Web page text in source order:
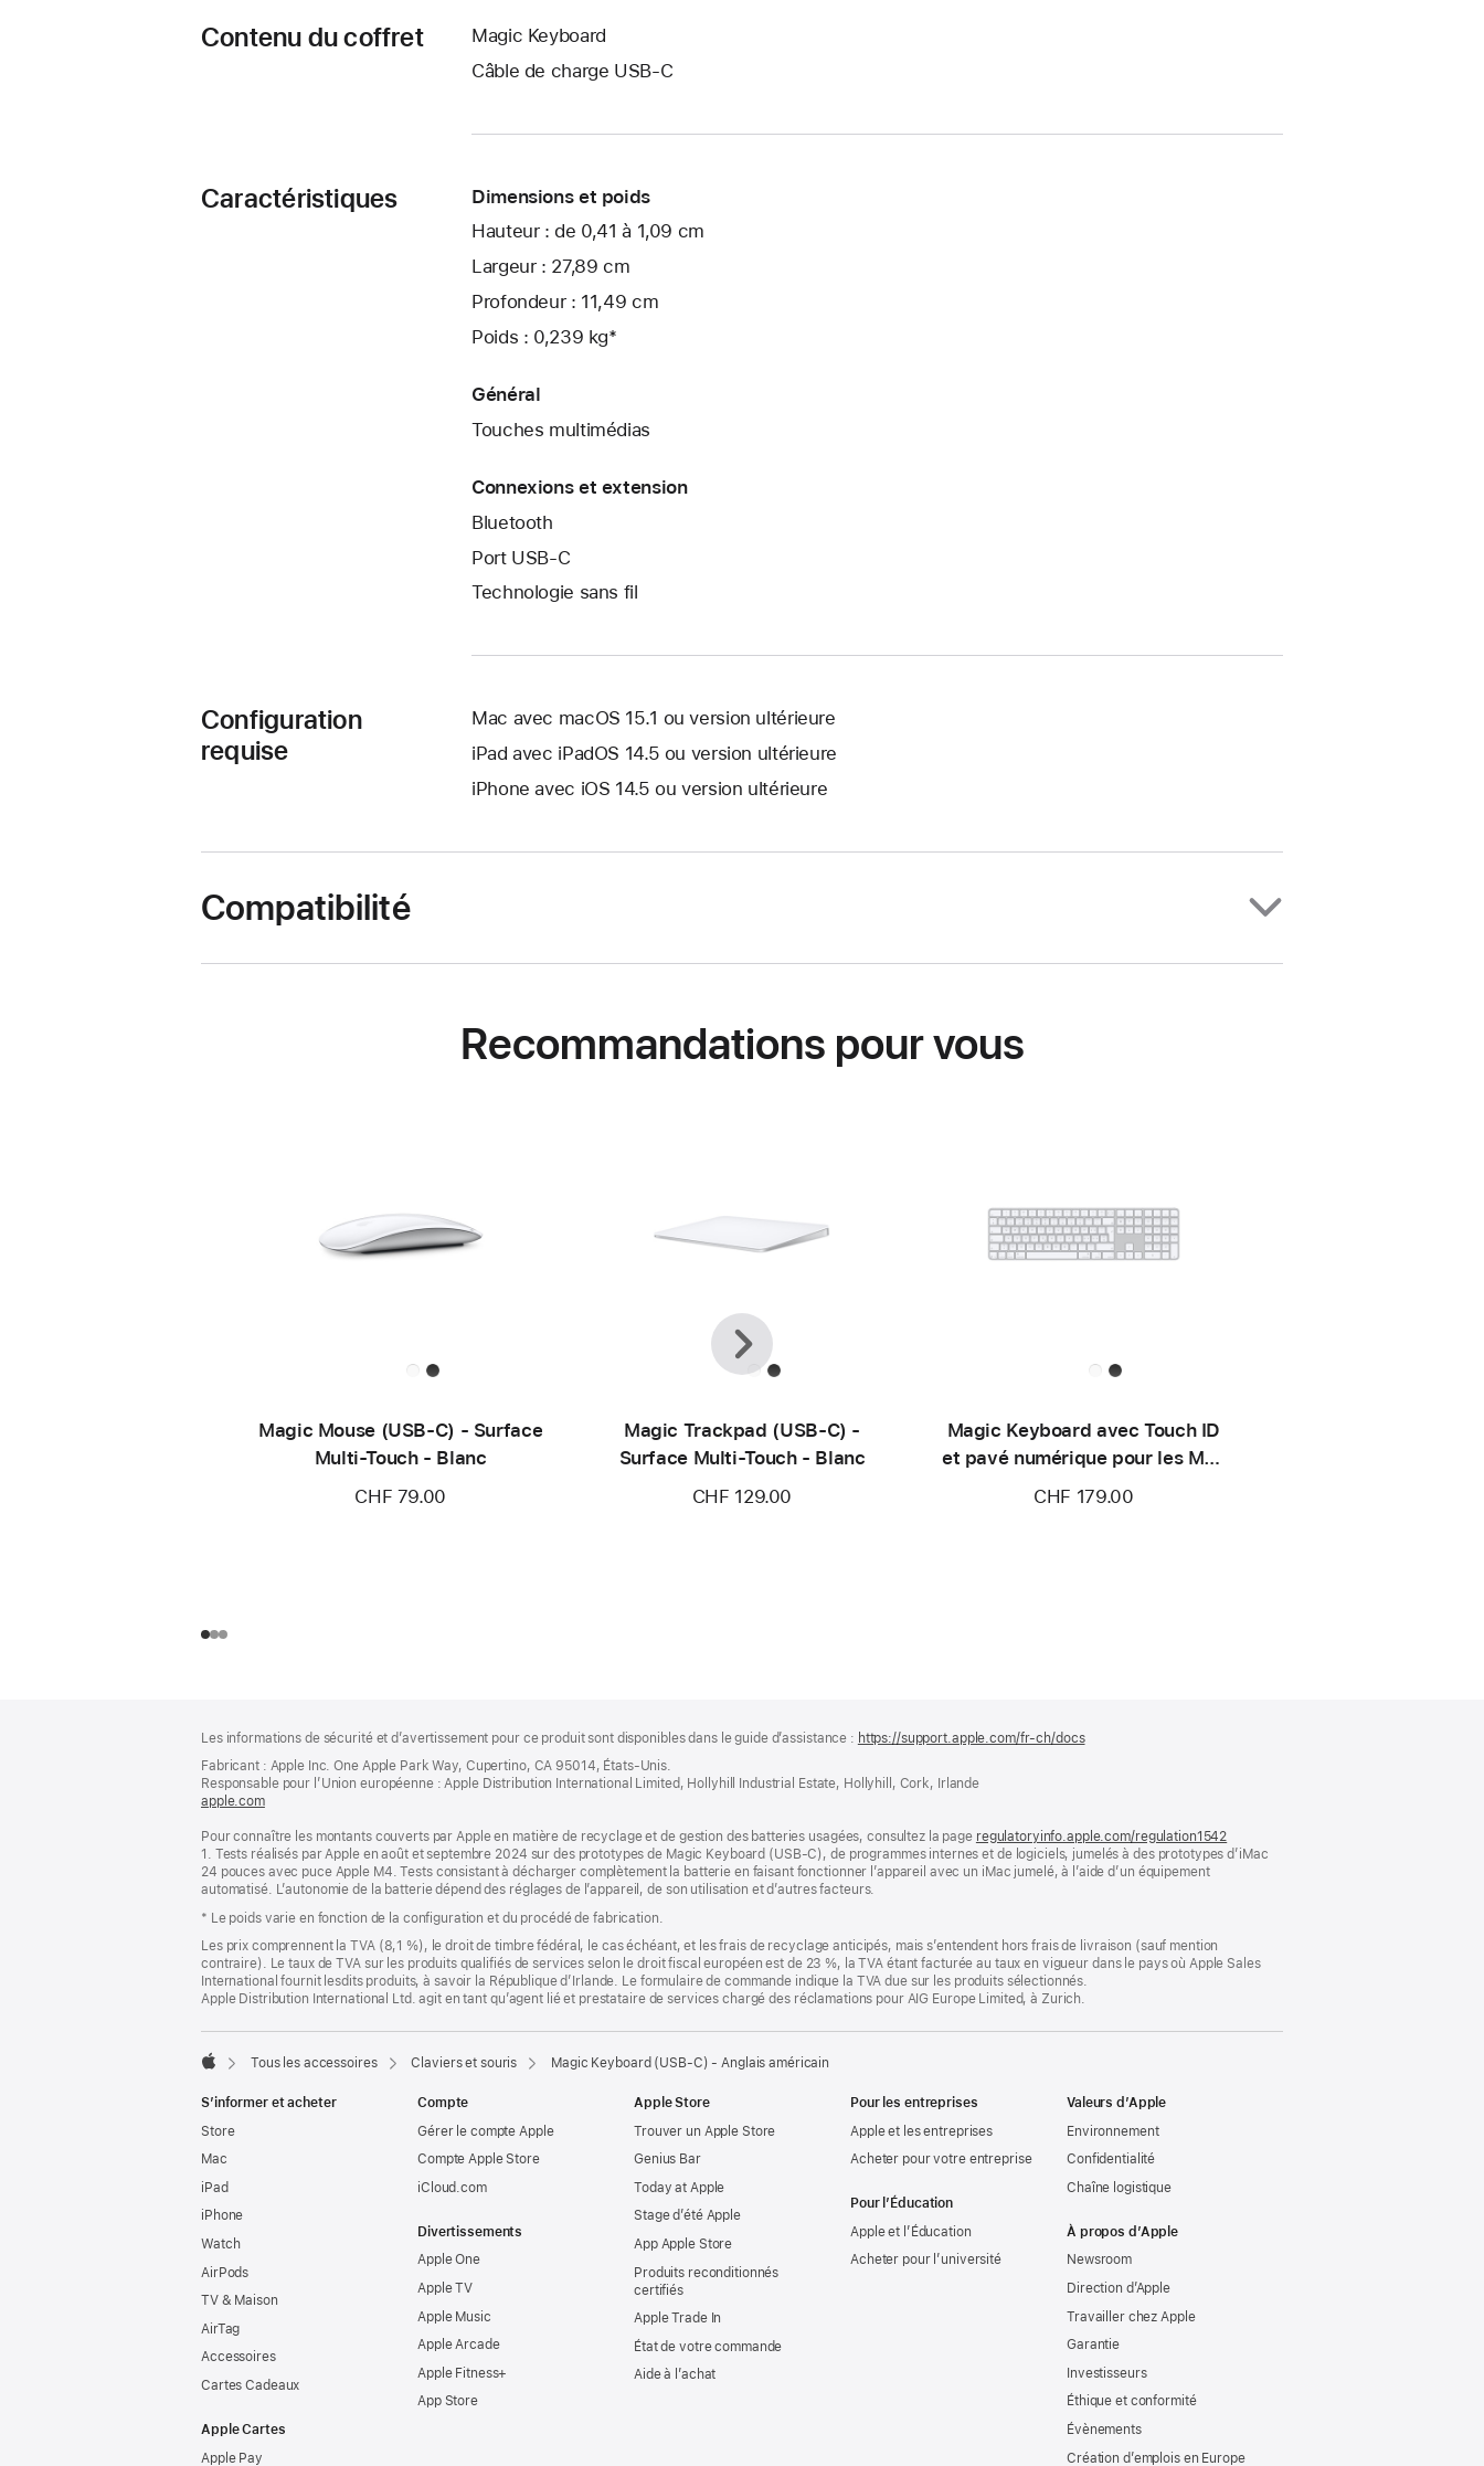
Contenu du coffret
Magic Keyboard
Câble de charge USB-C
Caractéristiques
Dimensions et poids
Hauteur : de 0,41 à 1,09 cm
Largeur : 27,89 cm
Profondeur : 11,49 cm
Poids : 0,239 kg*
Général
Touches multimédias
Connexions et extension
Bluetooth
Port USB‑C
Technologie sans fil
Configuration
requise
Mac avec macOS 15.1 ou version ultérieure
iPad avec iPadOS 14.5 ou version ultérieure
iPhone avec iOS 14.5 ou version ultérieure
Compatibilité
Recommandations pour vous
Magic Mouse (USB‑C) - Surface
Multi‑Touch - Blanc
CHF 79.00
Magic Trackpad (USB‑C) -
Surface Multi‑Touch - Blanc
CHF 129.00
Magic Keyboard avec Touch ID
et pavé numérique pour les Mac
avec puce Apple (USB‑C) -
CHF 179.00
Précédent
Suivant
de
page
de
bas
de
page
Les informations de sécurité et d’avertissement pour ce produit sont disponibles dans le guide d’assistance : https://support.apple.com/fr-ch/docs(s’ouvre
Fabricant : Apple Inc. One Apple Park Way, Cupertino, CA 95014, États-Unis.
Responsable pour l’Union européenne : Apple Distribution International Limited, Hollyhill Industrial Estate, Hollyhill, Cork, Irlande
apple.com(s’ouvre
une
nouvelle
fenêtre)
Pour connaître les montants couverts par Apple en matière de recyclage et de gestion des batteries usagées, consultez la page regulatoryinfo.apple.com/regulation1542
dans
1. Tests réalisés par Apple en août et septembre 2024 sur des prototypes de Magic Keyboard (USB-C), de programmes internes et de logiciels, jumelés à des prototypes d’iMac
24 pouces avec puce Apple M4. Tests consistant à décharger complètement la batterie en faisant fonctionner l’appareil avec un iMac jumelé, à l’aide d’un équipement
automatisé. L’autonomie de la batterie dépend des réglages de l’appareil, de son utilisation et d’autres facteurs.
* Le poids varie en fonction de la configuration et du procédé de fabrication.
Les prix comprennent la TVA (8,1 %), le droit de timbre fédéral, le cas échéant, et les frais de recyclage anticipés, mais s’entendent hors frais de livraison (sauf mention
contraire). Le taux de TVA sur les produits qualifiés de services selon le droit fiscal européen est de 23 %, la TVA étant facturée au taux en vigueur dans le pays où Apple Sales
International fournit lesdits produits, à savoir la République d’Irlande. Le formulaire de commande indique la TVA due sur les produits sélectionnés.
Apple Distribution International Ltd. agit en tant qu’agent lié et prestataire de services chargé des réclamations pour AIG Europe Limited, à Zurich.
Tous les accessoires Claviers et souris Magic Keyboard (USB-C) - Anglais américain
S’informer et acheter
Store
Mac
iPad
iPhone
Watch
AirPods
TV & Maison
AirTag
Accessoires
Cartes Cadeaux
Apple Cartes
Apple Pay
Compte
Gérer le compte Apple
Compte Apple Store
iCloud.com
Divertissements
Apple One
Apple TV
Apple Music
Apple Arcade
Apple Fitness+
App Store
Apple Store
Trouver un Apple Store
Genius Bar
Today at Apple
Stage d’été Apple
App Apple Store
Produits reconditionnés
certifiés
Apple Trade In
État de votre commande
Aide à l’achat
Pour les entreprises
Apple et les entreprises
Acheter pour votre entreprise
Pour l’Éducation
Apple et l’Éducation
Acheter pour l’université
Valeurs d’Apple
Environnement
Confidentialité
Chaîne logistique
À propos d’Apple
Newsroom
Direction d’Apple
Travailler chez Apple
Garantie
Investisseurs
Éthique et conformité
Évènements
Création d’emplois en Europe